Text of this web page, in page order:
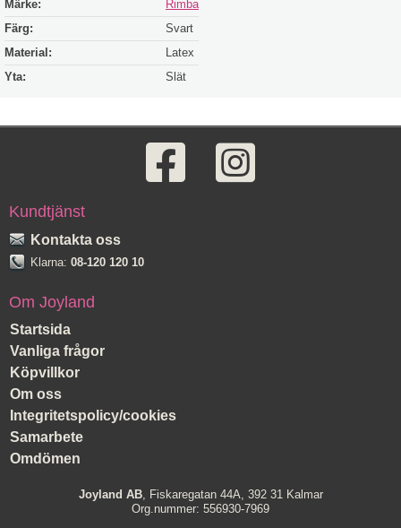
Märke:
Rimba
Färg:
Svart
Material:
Latex
Yta:
Slät
Kundtjänst
Kontakta oss
Klarna: 08-120 120 10
Om Joyland
Startsida
Vanliga frågor
Köpvillkor
Om oss
Integritetspolicy/cookies
Samarbete
Omdömen
Joyland AB, Fiskaregatan 44A, 392 31 Kalmar
Org.nummer: 556930-7969